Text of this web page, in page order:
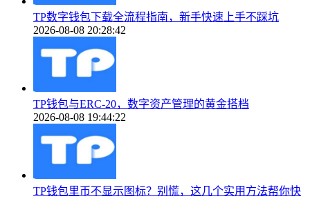
TP数字钱包下载全流程指南，新手快速上手不踩坑
2026-08-08 20:28:42
TP钱包与ERC-20，数字资产管理的黄金搭档
2026-08-08 19:44:22
TP钱包里币不显示图标？别慌，这几个实用方法帮你快